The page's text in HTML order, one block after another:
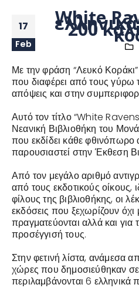
17
Feb
White
200
Με την φράση “Λευκό
που διαφέρει από τους γύρω
απόψεις και στην
Αυτό τον τίτλο “White
Νεανική Βιβλιοθήκη του
που εκδίδει κάθε φθινόπωρο
παρουσιαστεί στην Έκθεση
Από τον μεγάλο αριθμό
από τους εκδοτικούς οίκους,
φίλους της βιβλιοθήκης, οι
εκδόσεις που ξεχωρίζουν
πραγματεύονται αλλά και
προσέγγισή τους.
Στην φετινή λίστα, ανάμεσα
χώρες που δημοσιεύθηκαν
περιλαμβάνονται 6 ελληνικά